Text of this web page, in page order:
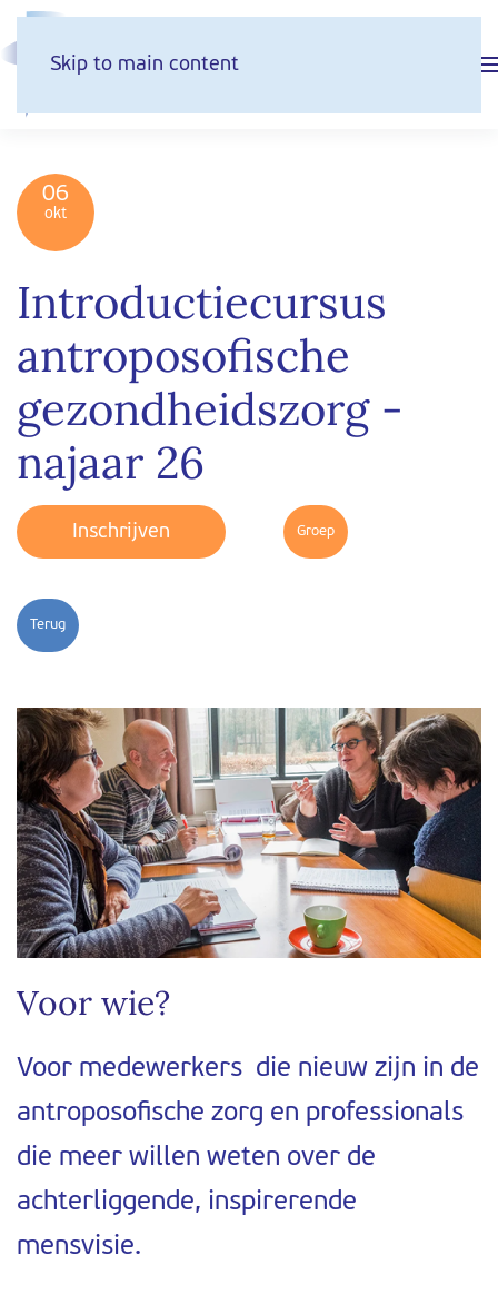
Skip to main content
06
okt
Introductiecursus
antroposofische
gezondheidszorg -
najaar 26
Inschrijven Groep
Terug
Voor wie?
Voor medewerkers die nieuw zijn in de
antroposofische zorg en professionals
die meer willen weten over de
achterliggende, inspirerende
mensvisie.